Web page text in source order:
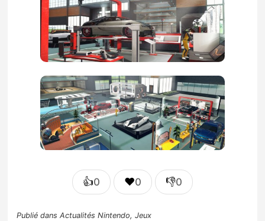
👍0 ❤️0 👎0
Publié dansActualités Nintendo,Jeux